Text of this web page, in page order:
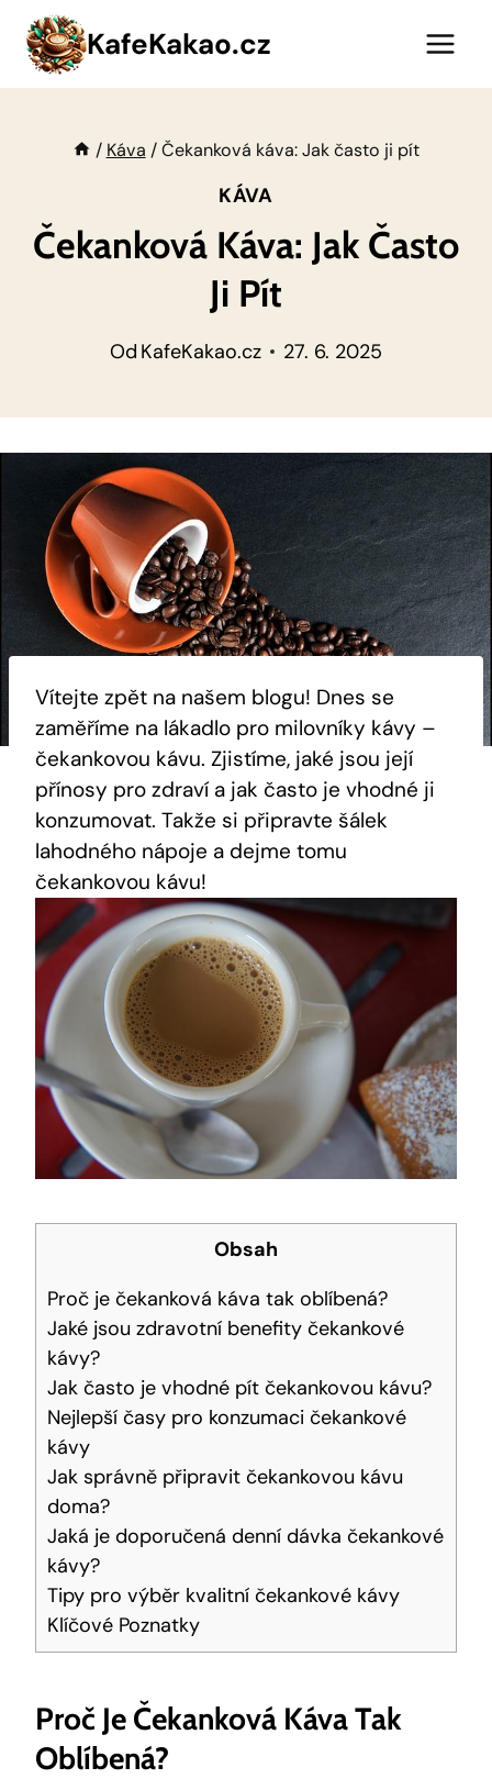
Přeskočit
obsah
KafeKakao.cz
/ Káva / Čekanková káva: Jak často ji pít
KÁVA
Čekanková Káva: Jak Často
Ji Pít
Od KafeKakao.cz 27. 6. 2025
Vítejte zpět na našem blogu! Dnes se
zaměříme na lákadlo pro milovníky kávy –
čekankovou kávu. Zjistíme, jaké jsou její
přínosy pro zdraví a jak často je vhodné ji
konzumovat. Takže si připravte šálek
lahodného nápoje a dejme tomu
čekankovou kávu!
Obsah
Proč je čekanková káva tak oblíbená?
Jaké jsou zdravotní benefity čekankové
kávy?
Jak často je vhodné pít čekankovou kávu?
Nejlepší časy pro konzumaci čekankové
kávy
Jak správně připravit čekankovou kávu
doma?
Jaká je doporučená denní dávka čekankové
kávy?
Tipy pro výběr kvalitní čekankové kávy
Klíčové Poznatky
Proč Je Čekanková Káva Tak
Oblíbená?